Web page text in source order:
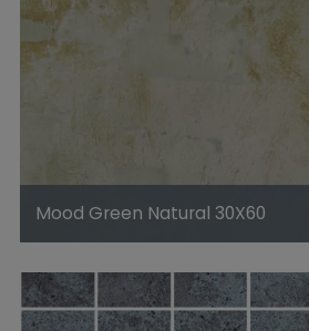
Mood Green Natural 30X60